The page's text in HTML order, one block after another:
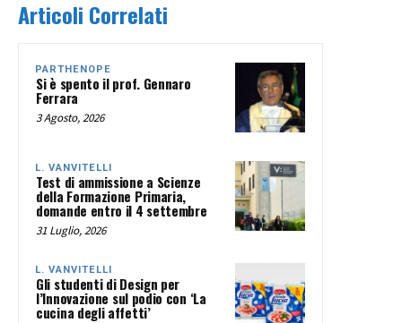
Articoli Correlati
PARTHENOPE
Si è spento il prof. Gennaro
Ferrara
3 Agosto, 2026
L. VANVITELLI
Test di ammissione a Scienze
della Formazione Primaria,
domande entro il 4 settembre
31 Luglio, 2026
L. VANVITELLI
Gli studenti di Design per
l’Innovazione sul podio con ‘La
cucina degli affetti’